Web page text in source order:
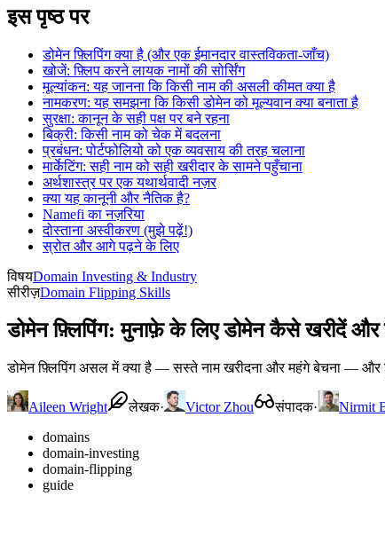
इस पृष्ठ पर
डोमेन फ़्लिपिंग क्या है (और एक ईमानदार वास्तविकता-जाँच)
खोजें: फ़्लिप करने लायक नामों की सोर्सिंग
मूल्यांकन: यह जानना कि किसी नाम की असली कीमत क्या है
नामकरण: यह समझना कि किसी डोमेन को मूल्यवान क्या बनाता है
सुरक्षा: कानून के सही पक्ष पर बने रहना
बिक्री: किसी नाम को चेक में बदलना
प्रबंधन: पोर्टफोलियो को एक व्यवसाय की तरह चलाना
मार्केटिंग: सही नाम को सही खरीदार के सामने पहुँचाना
अर्थशास्त्र पर एक यथार्थवादी नज़र
क्या यह कानूनी और नैतिक है?
Namefi का नज़रिया
दोस्ताना अस्वीकरण (मुझे पढ़ें!)
स्रोत और आगे पढ़ने के लिए
विषयDomain Investing & Industry
सीरीज़Domain Flipping Skills
डोमेन फ़्लिपिंग: मुनाफ़े के लिए डोमेन कैसे खरीदें
डोमेन फ़्लिपिंग असल में क्या है — सस्ते नाम खरीदना और महंगे बेचना —
Aileen Wright लेखक· Victor Zhou संपादक· Nirmit
domains
domain-investing
domain-flipping
guide